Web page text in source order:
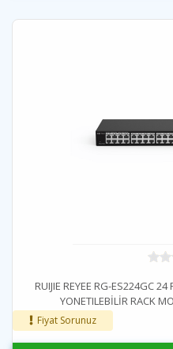
RUIJIE REYEE RG-ES224GC
YONETILEBİLİR RACK
Fiyat Sorunuz